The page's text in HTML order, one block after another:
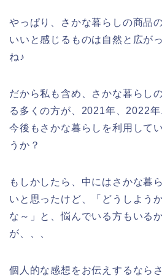
やっぱり、さかな暮らしの商品
いいと感じるものは自然と広が
ね♪
だから私も含め、さかな暮らし
る多くの方が、2021年、2022
今後もさかな暮らしを利用して
うか？
もしかしたら、中にはさかな暮
いと思ったけど、「どうしよう
な～」と、悩んでいる方もいる
が、、、
個人的な感想をお伝えするなら